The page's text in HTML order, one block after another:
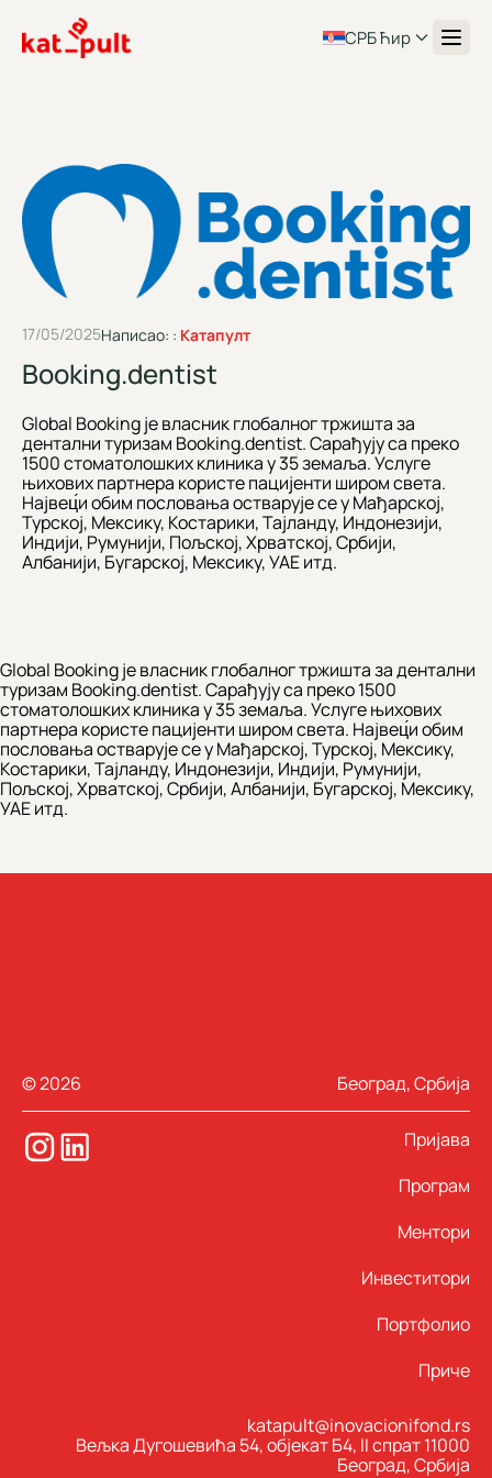
СРБ Ћир
17/05/2025Написао: : Катапулт
Booking.dentist
Global Booking је власник глобалног тржишта за
дентални туризам Booking.dentist. Сарађују са преко
1500 стоматолошких клиника у 35 земаља. Услуге
њихових партнера користе пацијенти широм света.
Највец́и обим пословања остварује се у Мађарској,
Турској, Мексику, Костарики, Тајланду, Индонезији,
Индији, Румунији, Пољској, Хрватској, Србији,
Албанији, Бугарској, Мексику, УАЕ итд.
Global Booking је власник глобалног тржишта за дентални
туризам Booking.dentist. Сарађују са преко 1500
стоматолошких клиника у 35 земаља. Услуге њихових
партнера користе пацијенти широм света. Највец́и обим
пословања остварује се у Мађарској, Турској, Мексику,
Костарики, Тајланду, Индонезији, Индији, Румунији,
Пољској, Хрватској, Србији, Албанији, Бугарској, Мексику,
УАЕ итд.
© 2026 Београд, Србија
Пријава
Програм
Ментори
Инвеститори
Портфолио
Приче
katapult@inovacionifond.rs
Вељка Дугошевића 54, објекат Б4, II спрат 11000
Београд, Србија